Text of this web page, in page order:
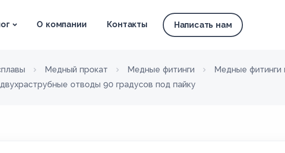
О компании Контакты Написать нам
Медный прокат Медные фитинги
Медные фитинги
отводы 90 градусов под пайку